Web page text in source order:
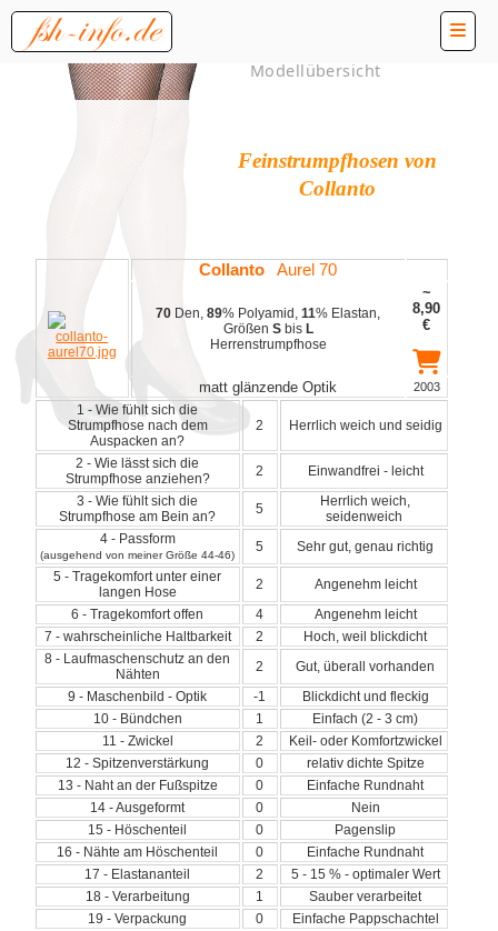
Modellübersicht
Feinstrumpfhosen von
Collanto
Collanto Aurel 70
70 Den,89% Polyamid,11% Elastan,
Größen Sbis L
Herrenstrumpfhose
~
8,90
€
matt glänzende Optik 2003
1 - Wie fühlt sich die
Strumpfhose nach dem
Auspacken an?
2 Herrlich weich und seidig
2 - Wie lässt sich die
Strumpfhose anziehen?
2
Einwandfrei - leicht
3 - Wie fühlt sich die
Strumpfhose am Bein an?
5
Herrlich weich,
seidenweich
4 - Passform
(ausgehend von meiner Größe 44-46)
5
Sehr gut, genau richtig
5 - Tragekomfort unter einer
langen Hose
2
Angenehm leicht
6 - Tragekomfort offen
4
Angenehm leicht
7 - wahrscheinliche Haltbarkeit
2
Hoch, weil blickdicht
8 - Laufmaschenschutz an den
Nähten
2
Gut, überall vorhanden
9 - Maschenbild - Optik
-1
Blickdicht und fleckig
10 - Bündchen
1
Einfach (2 - 3 cm)
11 - Zwickel
2
Keil- oder Komfortzwickel
12 - Spitzenverstärkung
0
relativ dichte Spitze
13 - Naht an der Fußspitze
0
Einfache Rundnaht
14 - Ausgeformt
0
Nein
15 - Höschenteil
0
Pagenslip
16 - Nähte am Höschenteil
0
Einfache Rundnaht
17 - Elastananteil
2
5 - 15 % - optimaler Wert
18 - Verarbeitung
1
Sauber verarbeitet
19 - Verpackung
0
Einfache Pappschachtel